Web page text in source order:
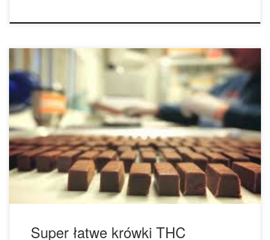
Krówki THC to zasadniczo po prostu krówki z dodatkiem
hasz oleju. Przepis jest stworzony specjalnie dla tych, którzy
uważają, iż o wiele łatwiej zażyć lecznicze zioło przez
zjedzenie i spożycie go zamiast palenia. Krówki są super
łatwe do wykonania w warunkach domowych, pozwolą
zaspokoić apetyt na słodycze oraz będą ciekawą […]
Super łatwe krówki THC